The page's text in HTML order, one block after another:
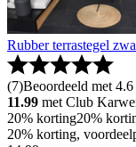
Rubber terrastegel
(7)Beoordeeld met
11.99 met Club
20% korting20%
20% korting,